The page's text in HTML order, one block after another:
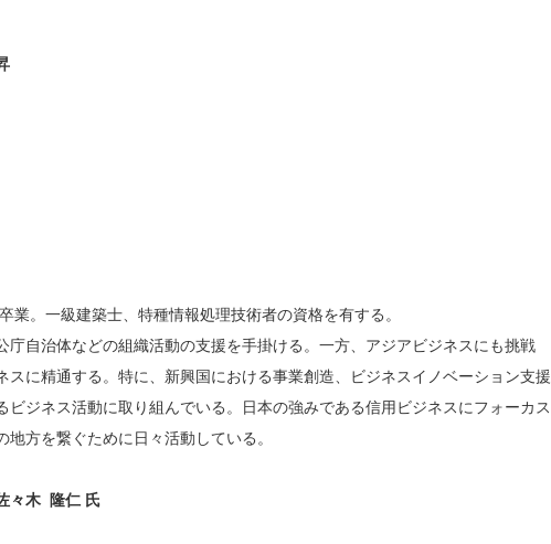
。一級建築士、特種情報処理技術者の資格を有する。
自治体などの組織活動の支援を手掛ける。一方、アジアビジネスにも挑戦
スに精通する。特に、新興国における事業創造、ビジネスイノベーション支援
ジネス活動に取り組んでいる。日本の強みである信用ビジネスにフォーカス
方を繋ぐために日々活動している。
々木 隆仁 氏